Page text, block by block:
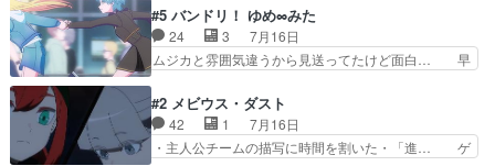
部も登場し、魅力的なキ… やはり強敵に勝つには
特訓だよ。平仮名で呼… ライバル登場から特訓ま
で異常なテンポと異…
22:59まで！✦キャストサイン入り… 人族と魔族
の融合を目指す浩二…目指すもの… アリスとメノ
ウの話から魔王軍の大規模な宣… 鏡から「アリ
ス、共存の道はやっぱ険しいぜ… 鏡とソフトクリ
浩二の揺るがない信念に思… 鏡さん、活躍する度
に好感度爆上がりですね… ケンタウロス族面白か
ったですね♪タカコち…
#5 バンドリ！ ゆめ∞みた
24 3
7月16日
ムジカと雰囲気違うから見送ってたけど面白… 早
れが偶然イベント会場に居合わせてしま… ビオラ
こいつほんま……残りの2人はビオラ… 見てて興
奮と息苦しさを同時に感じさせるビ… ビオラちゃ
んのお陰であられちゃんと律ちゃ… ・日本語特有
#2 メビウス・ダスト
42 1
7月16日
・主人公チームの描写に時間を割いた・「進… ゲ